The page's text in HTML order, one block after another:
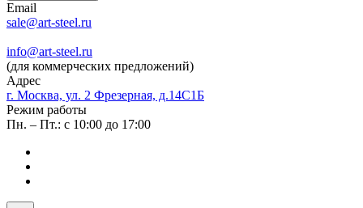
Email
sale@art-steel.ru
info@art-steel.ru
(для коммерческих предложений)
Адрес
г. Москва, ул. 2 Фрезерная, д.14С1Б
Режим работы
Пн. – Пт.: с 10:00 до 17:00